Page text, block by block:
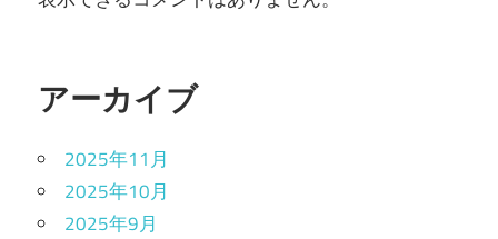
アーカイブ
2025年11月
2025年10月
2025年9月